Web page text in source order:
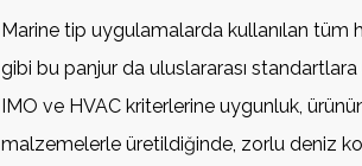
Marine tip uygulamalarda kullanılan tüm
gibi bu panjur da uluslararası
IMO ve HVAC kriterlerine uygunluk, ürünün
malzemelerle üretildiğinde, zorlu deniz